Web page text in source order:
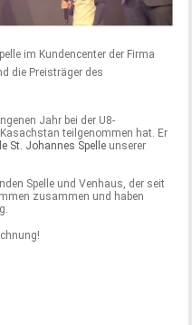
im Kundencenter der Firma
die Preisträger des
Jahr bei der U8-
teilgenommen hat. Er
St. Johannes Spelle unserer
Spelle und Venhaus, der seit
zusammen und haben